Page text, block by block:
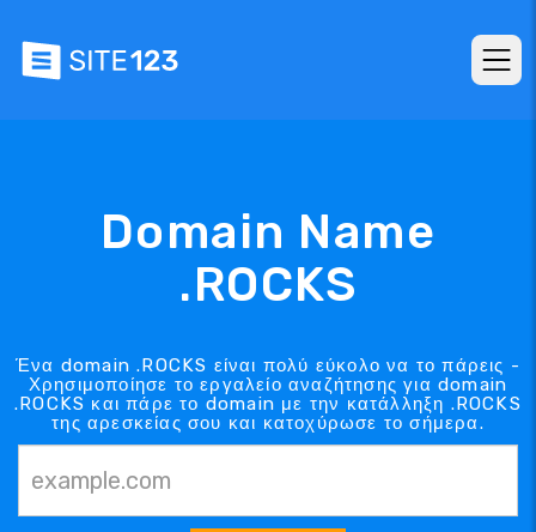
Domain Name
.ROCKS
Ένα domain .ROCKS είναι πολύ εύκολο να το πάρεις -
Χρησιμοποίησε το εργαλείο αναζήτησης για domain
.ROCKS και πάρε το domain με την κατάλληξη .ROCKS
της αρεσκείας σου και κατοχύρωσε το σήμερα.